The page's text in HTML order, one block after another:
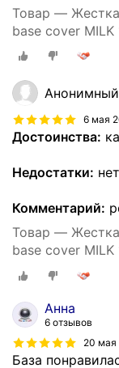
Товар —
base cover MILK
Анонимный
6 мая
Достоинства:
Недостатки: нет
Комментарий:
Товар —
base cover MILK
Анна
6 отзывов
20 мая
База